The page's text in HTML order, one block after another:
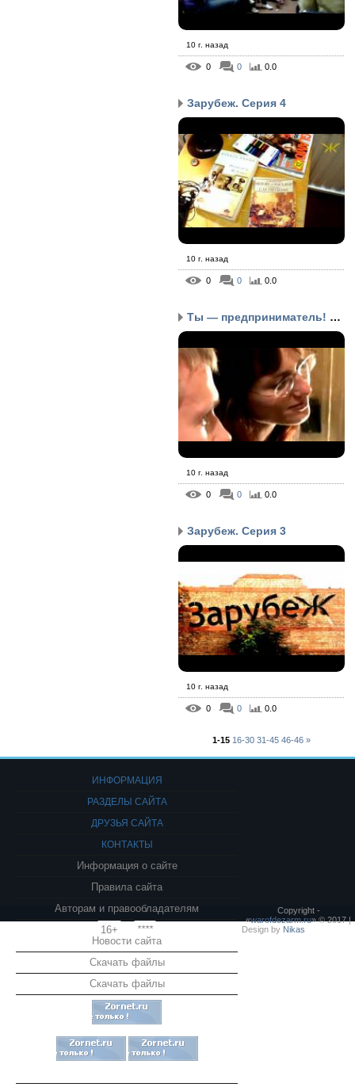
10 г. назад
0 0 0.0
Зарубеж. Серия 4
10 г. назад
0 0 0.0
Ты — предприниматель! С...
10 г. назад
0 0 0.0
Зарубеж. Серия 3
10 г. назад
0 0 0.0
1-15 16-30 31-45 46-46 »
ИНФОРМАЦИЯ
РАЗДЕЛЫ САЙТА
ДРУЗЬЯ САЙТА
КОНТАКТЫ
Информация о сайте
Правила сайта
Авторам и правообладателям
16+
****
Новости сайта
Скачать файлы
Скачать файлы
Copyright -
«warofdezarm.ru» © 2017 |
Design by Nikas